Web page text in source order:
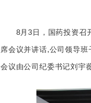
8月3日，国药投资召开
席会议并讲话,公司领导
会议由公司纪委书记刘宇